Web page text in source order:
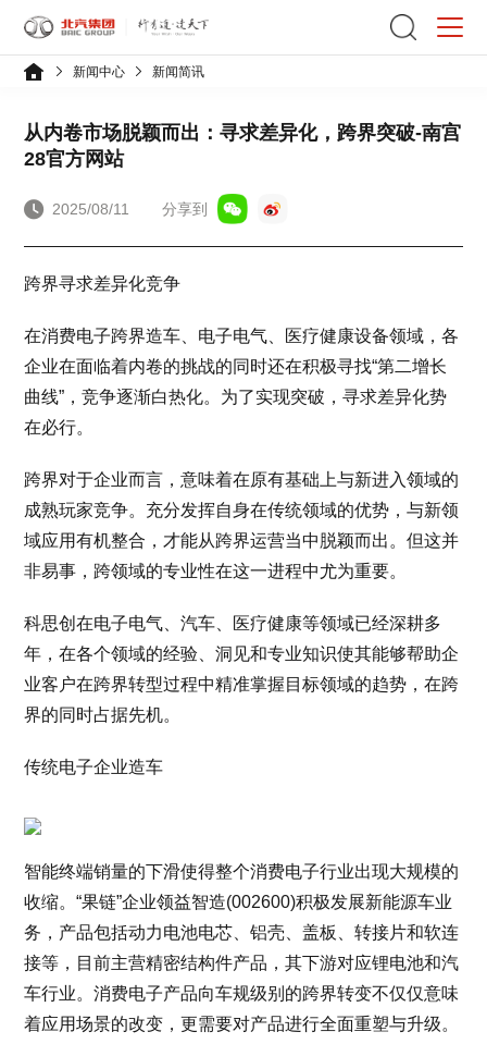
新闻中心 新闻简讯
从内卷市场脱颖而出：寻求差异化，跨界突破-南宫
28官方网站
2025/08/11 分享到
跨界寻求差异化竞争
在消费电子跨界造车、电子电气、医疗健康设备领域，各
企业在面临着内卷的挑战的同时还在积极寻找“第二增长
曲线”，竞争逐渐白热化。为了实现突破，寻求差异化势
在必行。
跨界对于企业而言，意味着在原有基础上与新进入领域的
成熟玩家竞争。充分发挥自身在传统领域的优势，与新领
域应用有机整合，才能从跨界运营当中脱颖而出。但这并
非易事，跨领域的专业性在这一进程中尤为重要。
科思创在电子电气、汽车、医疗健康等领域已经深耕多
年，在各个领域的经验、洞见和专业知识使其能够帮助企
业客户在跨界转型过程中精准掌握目标领域的趋势，在跨
界的同时占据先机。
传统电子企业造车
智能终端销量的下滑使得整个消费电子行业出现大规模的
收缩。“果链”企业领益智造(002600)积极发展新能源车业
务，产品包括动力电池电芯、铝壳、盖板、转接片和软连
接等，目前主营精密结构件产品，其下游对应锂电池和汽
车行业。消费电子产品向车规级别的跨界转变不仅仅意味
着应用场景的改变，更需要对产品进行全面重塑与升级。